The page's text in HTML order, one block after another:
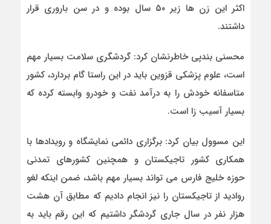
اکثر این زن ها زیر ۵۰ سال بوده و در سن باروری قرار
داشتند.
محسنی بندپی خاطرنشان کرد: گردشگری سلامت بسیار مهم
است، علوم پزشکی قزوین باید در این راستا گام بردارد، کشور
متاسفانه خودش را به درآمد نفت و خودرو وابسته کرده که
بسیار آسیب زا است.
این مسوول بیان کرد: برگزاری دائمی نمایشگاه و رویدادها با
همکاری کشور تاجیکستان و همچنین کشورهای تمدنی
حوزه خلیج فارس می تواند بسیار مهم باشد، ضمن اینکه لغو
روادید از تاجیکستان را نیز انجام دادیم که مطابق آن هشت
هزار نفر در سال جاری گردشگر داشتیم که این رقم باید به